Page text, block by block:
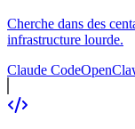
Cherche dans des
infrastructure lourde.
Claude Code